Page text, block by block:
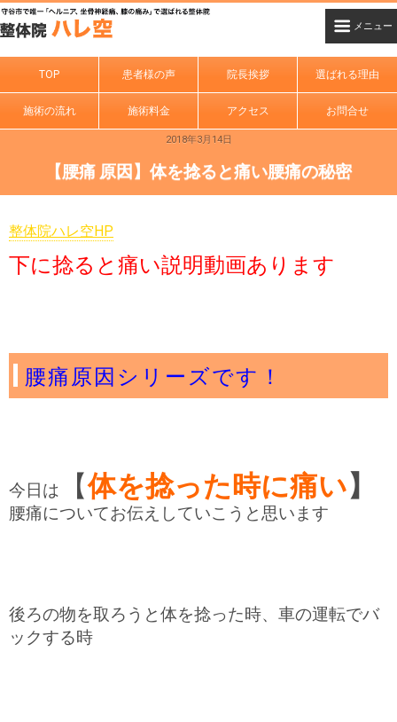
TOP 患者様の声 院長挨拶 選ばれる理由
施術の流れ 施術料金 アクセス お問合せ
2018年3月14日
【腰痛 原因】体を捻ると痛い腰痛の秘密
整体院ハレ空HP
下に捻ると痛い説明動画あります
腰痛原因シリーズです！
今日は 【体を捻った時に痛い】
腰痛についてお伝えしていこうと思います
後ろの物を取ろうと体を捻った時、車の運転でバ
ックする時